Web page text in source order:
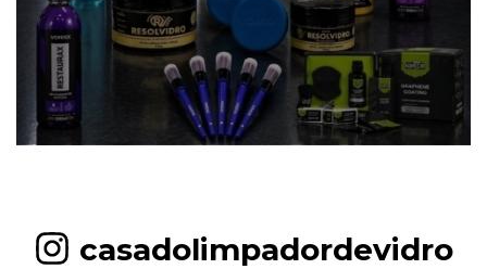
casadolimpadordevidro